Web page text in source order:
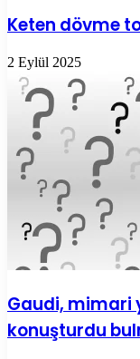
Keten dövme
2 Eylül 2025
Gaudi, mimari
konuşturdu